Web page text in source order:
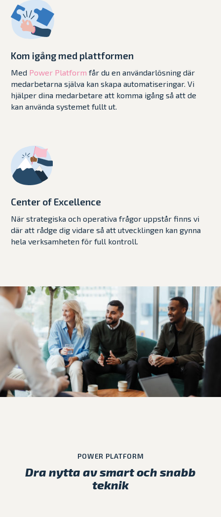
Kom igång med plattformen
Med Power Platform får du en användarlösning där
medarbetarna själva kan skapa automatiseringar. Vi
hjälper dina medarbetare att komma igång så att de
kan använda systemet fullt ut.
Center of Excellence
När strategiska och operativa frågor uppstår finns vi
där att rådge dig vidare så att utvecklingen kan gynna
hela verksamheten för full kontroll.
POWER PLATFORM
Dra nytta av smart och snabb
teknik